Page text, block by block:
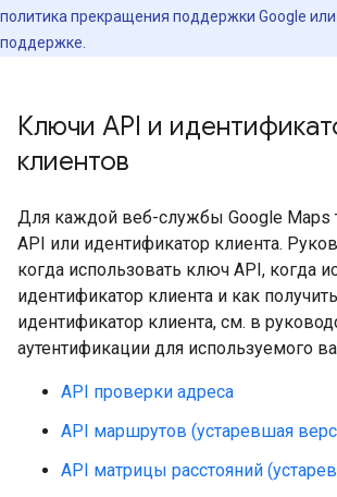
политика прекращения поддержки Google
поддержке.
Ключи API и
клиентов
Для каждой веб-службы Google Maps
API или идентификатор клиента.
когда использовать ключ API, когда
идентификатор клиента и как
идентификатор клиента, см. в
аутентификации для используемого
API проверки адреса
API маршрутов (устаревшая
API матрицы расстояний